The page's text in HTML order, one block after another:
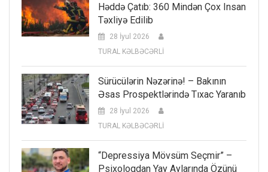
Həddə Çatıb: 360 Mindən Çox Insan
Təxliyə Edilib
28 İyul 2026
TURAL KƏLBƏCƏRLİ
Sürücülərin Nəzərinə! – Bakının
Əsas Prospektlərində Tıxac Yaranıb
28 İyul 2026
TURAL KƏLBƏCƏRLİ
“Depressiya Mövsüm Seçmir” –
Psixoloqdan Yay Aylarında Özünü